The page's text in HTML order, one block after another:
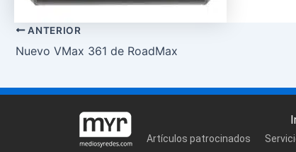
ANTERIOR
Nuevo VMax 361 de RoadMax
Artículos patrocinados